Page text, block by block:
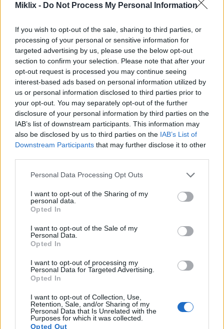
Miklix - Do Not Process My Personal Information
If you wish to opt-out of the sale, sharing to third parties, or
processing of your personal or sensitive information for
targeted advertising by us, please use the below opt-out
section to confirm your selection. Please note that after your
opt-out request is processed you may continue seeing
interest-based ads based on personal information utilized by
us or personal information disclosed to third parties prior to
your opt-out. You may separately opt-out of the further
disclosure of your personal information by third parties on the
IAB’s list of downstream participants. This information may
also be disclosed by us to third parties on the IAB’s List of
Downstream Participants that may further disclose it to other
Please note that this website/app uses one or more Google
not limited to your visit or usage behaviour. You may click to
grant or deny consent to Google and its third-party tags to
use your data for below specified purposes in below Google
consent section.
Personal Data Processing Opt Outs
I want to opt-out of the Sharing of my
personal data.
Opted In
I want to opt-out of the Sale of my
Personal Data.
Opted In
I want to opt-out of processing my
Personal Data for Targeted Advertising.
Opted In
I want to opt-out of Collection, Use,
Retention, Sale, and/or Sharing of my
Personal Data that Is Unrelated with the
Purposes for which it was collected.
Opted Out
کمچی میں لہسن اور ادرک سوزش کو کم کرنے کے لیے جانا جاتا
ہے۔ یہ آپ کی صحت کو برقرار رکھنے اور دل کی بیماری اور
گٹھیا سے بچنے کے لیے بہت اچھا ہے۔
کمچی آکسیڈیٹیو تناؤ کو کم کر سکتا ہے۔
کمچی میں موجود اجزاء سوزش کے نشانات کو کنٹرول
کرنے میں مدد کر سکتے ہیں۔
باقاعدگی سے کھپت مجموعی صحت اور لمبی عمر کی
حمایت کر سکتا ہے.
طریقہ ہوسکتا ہے۔ اس کا منفرد ذائقہ کھانے کو بہتر بناتا ہے اور
طویل مدت میں آپ کی صحت میں مدد کرتا ہے۔
کمچی وزن کم کرنے کی کوشش کرنے والوں کے لیے ایک بہترین
انتخاب ہے۔ اس میں کیلوریز کم ہوتی ہیں، جو اسے بہت سی
غذاوں کے لیے بہترین بناتی ہے۔ اس طرح آپ بہت زیادہ کھائے